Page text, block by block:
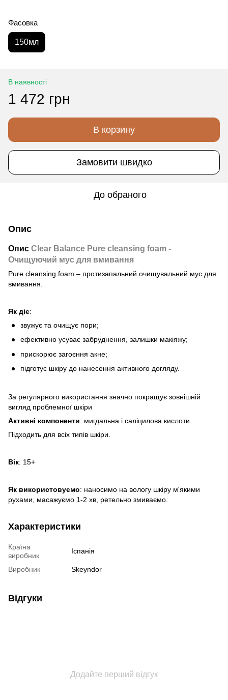
Фасовка
150мл
В наявності
1 472 грн
В корзину
Замовити швидко
До обраного
Опис
Опис Clear Balance Pure cleansing foam -
Очищуючий мус для вмивання
Pure cleansing foam – протизапальний очищувальний мус для
вмивання.
Як діє:
звужує та очищує пори;
ефективно усуває забруднення, залишки макіяжу;
прискорює загоєння акне;
підготує шкіру до нанесення активного догляду.
За регулярного використання значно покращує зовнішній
вигляд проблемної шкіри
Активні компоненти: мигдальна і саліцилова кислоти.
Підходить для всіх типів шкіри.
Вік: 15+
Як використовуємо: наносимо на вологу шкіру м'якими
рухами, масажуємо 1-2 хв, ретельно змиваємо.
Характеристики
Країна
виробник
Іспанія
Виробник Skeyndor
Відгуки
Додайте перший відгук